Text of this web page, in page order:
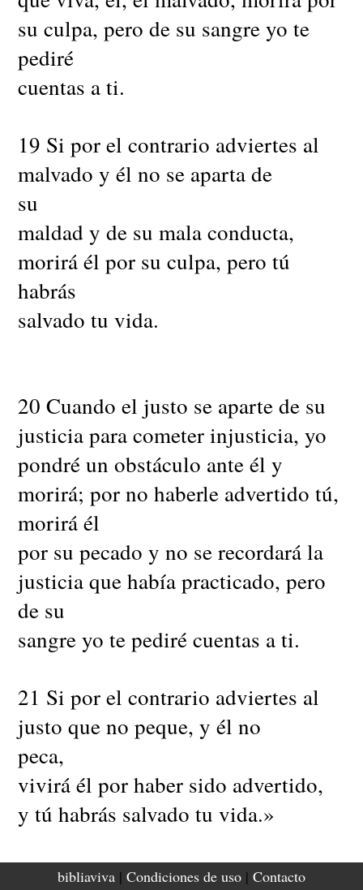
su culpa, pero de su sangre yo te
pediré
cuentas a ti.
19 Si por el contrario adviertes al
malvado y él no se aparta de
su
maldad y de su mala conducta,
morirá él por su culpa, pero tú
habrás
salvado tu vida.
20 Cuando el justo se aparte de su
justicia para cometer injusticia, yo
pondré un obstáculo ante él y
morirá; por no haberle advertido tú,
morirá él
por su pecado y no se recordará la
justicia que había practicado, pero
de su
sangre yo te pediré cuentas a ti.
21 Si por el contrario adviertes al
justo que no peque, y él no
peca,
vivirá él por haber sido advertido,
y tú habrás salvado tu vida.»
22 Allí fue sobre mí la mano de
bibliaviva | Condiciones de uso | Contacto